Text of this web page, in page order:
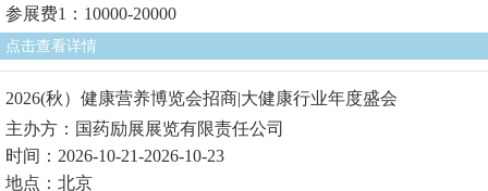
参展费1：10000-20000
点击查看详情
2026(秋）健康营养博览会招商|大健康行业年度盛会
主办方：国药励展展览有限责任公司
时间：2026-10-21-2026-10-23
地点：北京